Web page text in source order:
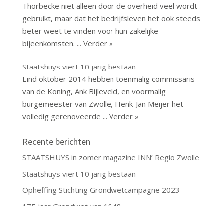
Thorbecke niet alleen door de overheid veel wordt
gebruikt, maar dat het bedrijfsleven het ook steeds
beter weet te vinden voor hun zakelijke
bijeenkomsten. ... Verder »
Staatshuys viert 10 jarig bestaan
Eind oktober 2014 hebben toenmalig commissaris
van de Koning, Ank Bijleveld, en voormalig
burgemeester van Zwolle, Henk-Jan Meijer het
volledig gerenoveerde ... Verder »
Recente berichten
STAATSHUYS in zomer magazine INN’ Regio Zwolle
Staatshuys viert 10 jarig bestaan
Opheffing Stichting Grondwetcampagne 2023